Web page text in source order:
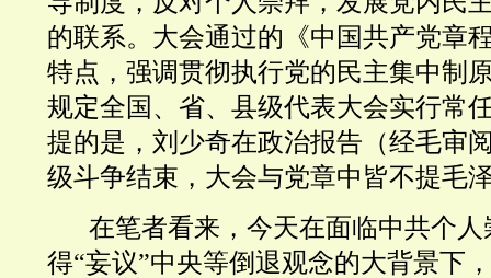
的联系。大会通过的《中国共产党章
特点，强调贯彻执行党的民主集中制
规定全国、省、县级代表大会实行常
提的是，刘少奇在政治报告（经毛审
级斗争结束，大会与党章中皆不提毛
在笔者看来，今天在面临中共个
得“妄议”中央等倒退观念的大背景下